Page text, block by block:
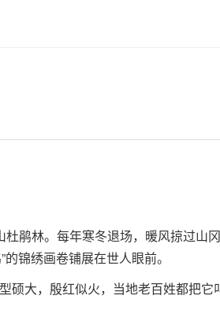
鹃林。每年寒冬退场，暖风掠过山
锦绣画卷铺展在世人眼前。
大，殷红似火，当地老百姓都把它